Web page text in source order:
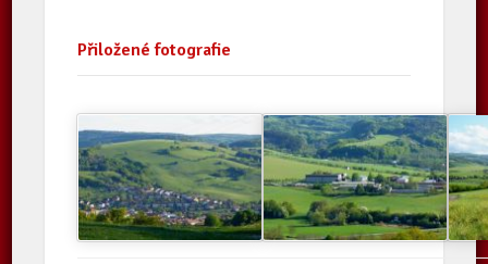
Přiložené fotografie